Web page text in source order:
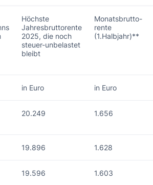
Höchste
Jahresbruttorente
2025, die noch
steuer-unbelastet
bleibt
Monatsbrutto-
rente
(1.Halbjahr)**
in Euro in Euro
20.249 1.656
19.896 1.628
19.596 1.603